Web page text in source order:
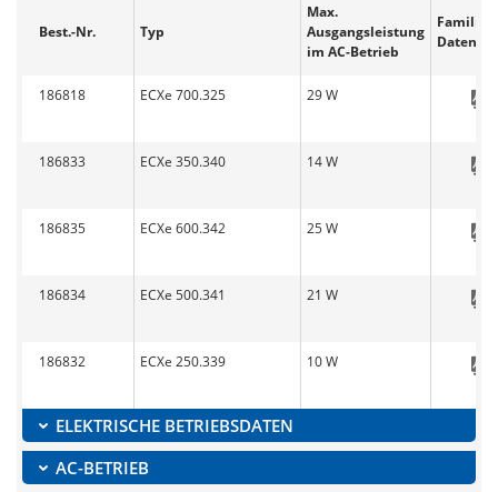
Best.-Nr. Typ
Max.
Ausgangsleistung
im AC-Betrieb
186818 ECXe 700.325 29 W
186833 ECXe 350.340 14 W
186835 ECXe 600.342 25 W
186834 ECXe 500.341 21 W
186832 ECXe 250.339 10 W
ELEKTRISCHE BETRIEBSDATEN
AC-BETRIEB